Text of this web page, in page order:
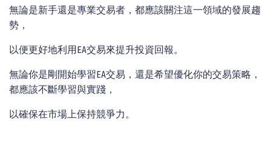
無論是新手還是專業交易者，都應該關注這一領域的發展趨
勢，
以便更好地利用EA交易來提升投資回報。
無論你是剛開始學習EA交易，還是希望優化你的交易策略，
都應該不斷學習與實踐，
以確保在市場上保持競爭力。